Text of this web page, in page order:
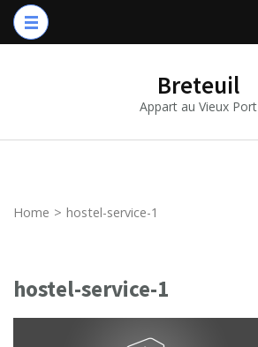
Breteuil
Appart au Vieux Port
Home > hostel-service-1
hostel-service-1